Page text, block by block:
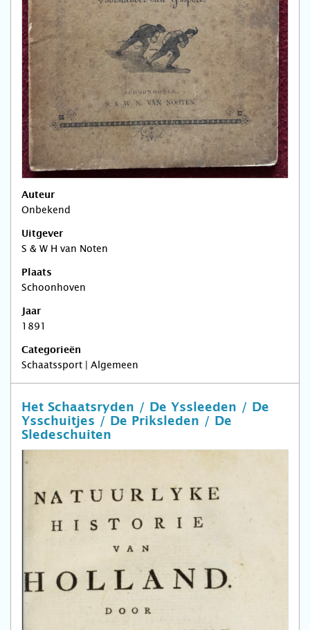
Auteur
Onbekend
Uitgever
S & W H van Noten
Plaats
Schoonhoven
Jaar
1891
Categorieën
Schaatssport | Algemeen
Het Schaatsryden / De Yssleeden / De
Ysschuitjes / De Priksleden / De
Sledeschuiten